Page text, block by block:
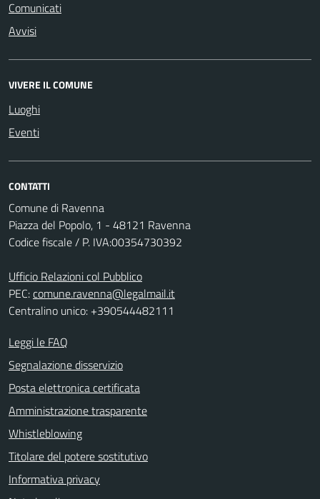
Comunicati
Avvisi
VIVERE IL COMUNE
Luoghi
Eventi
CONTATTI
Comune di Ravenna
Piazza del Popolo, 1 - 48121 Ravenna
Codice fiscale / P. IVA:00354730392
Ufficio Relazioni col Pubblico
PEC:comune.ravenna@legalmail.it
Centralino unico: +390544482111
Leggi le FAQ
Segnalazione disservizio
Posta elettronica certificata
Amministrazione trasparente
Whistleblowing
Titolare del potere sostitutivo
Informativa privacy